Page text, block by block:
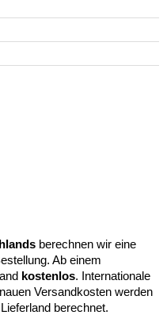
berechnen wir eine
Ab einem
kostenlos. Internationale
Versandkosten werden
berechnet.